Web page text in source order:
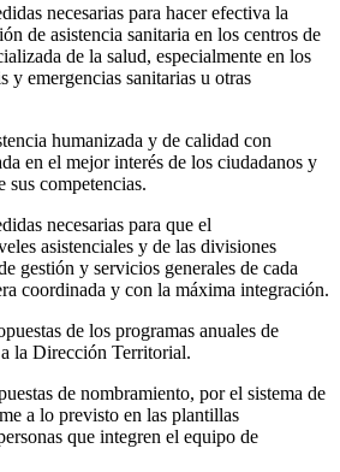
necesarias para hacer efectiva la
de asistencia sanitaria en los centros de
de la salud, especialmente en los
y emergencias sanitarias u otras
humanizada y de calidad con
en el mejor interés de los ciudadanos y
sus competencias.
necesarias para que el
asistenciales y de las divisiones
gestión y servicios generales de cada
coordinada y con la máxima integración.
de los programas anuales de
la Dirección Territorial.
de nombramiento, por el sistema de
a lo previsto en las plantillas
que integren el equipo de